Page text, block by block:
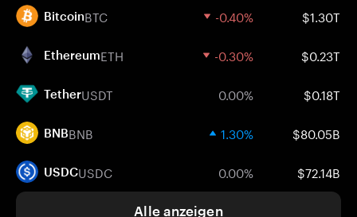
BitcoinBTC -0.40% $1.30T
EthereumETH -0.30% $0.23T
TetherUSDT 0.00% $0.18T
BNBBNB 1.30% $80.05B
USDCUSDC 0.00% $72.14B
Alle anzeigen